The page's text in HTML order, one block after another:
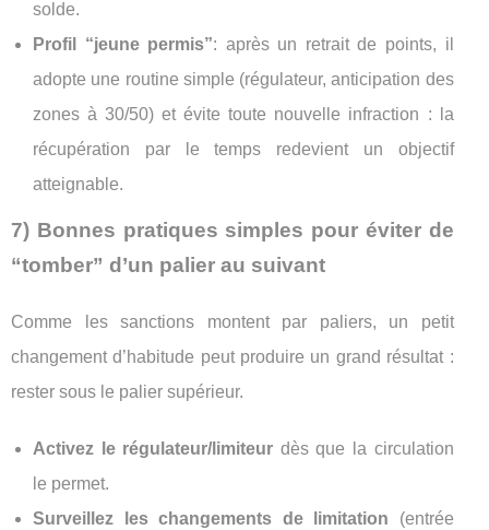
solde.
Profil “jeune permis”: après un retrait de points, il
adopte une routine simple (régulateur, anticipation des
zones à 30/50) et évite toute nouvelle infraction : la
récupération par le temps redevient un objectif
atteignable.
7) Bonnes pratiques simples pour éviter de
“tomber” d’un palier au suivant
Comme les sanctions montent par paliers, un petit
changement d’habitude peut produire un grand résultat :
rester sous le palier supérieur.
Activez le régulateur/limiteur dès que la circulation
le permet.
Surveillez les changements de limitation (entrée